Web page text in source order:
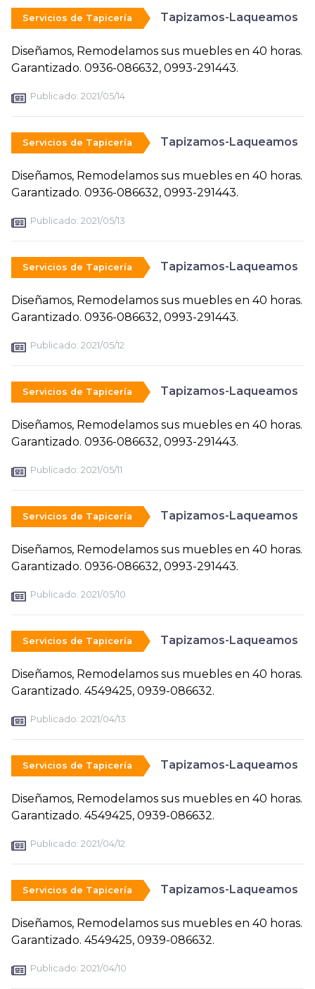
Servicios de Tapicería Tapizamos-Laqueamos
Diseñamos, Remodelamos sus muebles en 40 horas.
Garantizado. 0936-086632, 0993-291443.
Publicado: 2021/05/14
Servicios de Tapicería Tapizamos-Laqueamos
Diseñamos, Remodelamos sus muebles en 40 horas.
Garantizado. 0936-086632, 0993-291443.
Publicado: 2021/05/13
Servicios de Tapicería Tapizamos-Laqueamos
Diseñamos, Remodelamos sus muebles en 40 horas.
Garantizado. 0936-086632, 0993-291443.
Publicado: 2021/05/12
Servicios de Tapicería Tapizamos-Laqueamos
Diseñamos, Remodelamos sus muebles en 40 horas.
Garantizado. 0936-086632, 0993-291443.
Publicado: 2021/05/11
Servicios de Tapicería Tapizamos-Laqueamos
Diseñamos, Remodelamos sus muebles en 40 horas.
Garantizado. 0936-086632, 0993-291443.
Publicado: 2021/05/10
Servicios de Tapicería Tapizamos-Laqueamos
Diseñamos, Remodelamos sus muebles en 40 horas.
Garantizado. 4549425, 0939-086632.
Publicado: 2021/04/13
Servicios de Tapicería Tapizamos-Laqueamos
Diseñamos, Remodelamos sus muebles en 40 horas.
Garantizado. 4549425, 0939-086632.
Publicado: 2021/04/12
Servicios de Tapicería Tapizamos-Laqueamos
Diseñamos, Remodelamos sus muebles en 40 horas.
Garantizado. 4549425, 0939-086632.
Publicado: 2021/04/10